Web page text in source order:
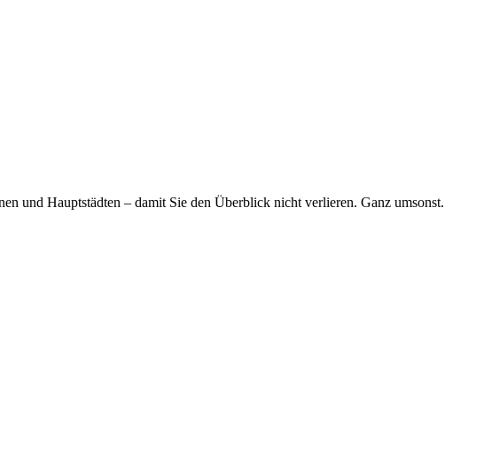
und Hauptstädten – damit Sie den Überblick nicht verlieren. Ganz umsonst.